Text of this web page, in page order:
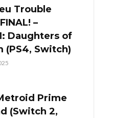
Trouble
–
Daughters of
(PS4, Switch)
Prime
(Switch 2,